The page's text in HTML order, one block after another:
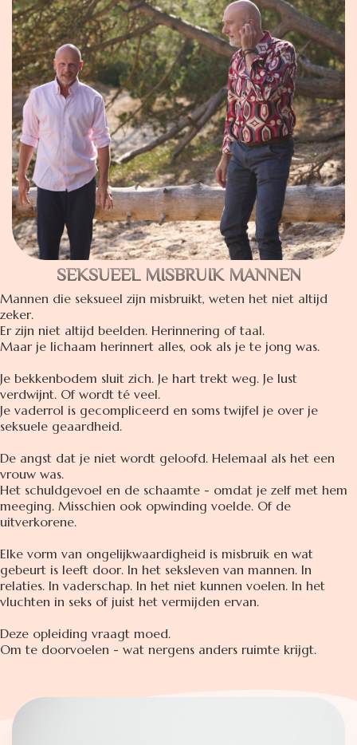
SEKSUEEL MISBRUIK MANNEN
Mannen die seksueel zijn misbruikt, weten het niet altijd
zeker.
Er zijn niet altijd beelden. Herinnering of taal.
Maar je lichaam herinnert alles, ook als je te jong was.
Je bekkenbodem sluit zich. Je hart trekt weg. Je lust
verdwijnt. Of wordt té veel.
Je vaderrol is gecompliceerd en soms twijfel je over je
seksuele geaardheid.
De angst dat je niet wordt geloofd. Helemaal als het een
vrouw was.
Het schuldgevoel en de schaamte - omdat je zelf met hem
meeging. Misschien ook opwinding voelde. Of de
uitverkorene.
Elke vorm van ongelijkwaardigheid is misbruik en wat
gebeurt is leeft door. In het seksleven van mannen. In
relaties. In vaderschap. In het niet kunnen voelen. In het
vluchten in seks of juist het vermijden ervan.
Deze opleiding vraagt moed.
Om te doorvoelen - wat nergens anders ruimte krijgt.